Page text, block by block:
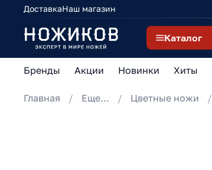
ДоставкаНаш магазин
Каталог
Бренды Акции Новинки Хиты
Главная Еще... Цветные ножи